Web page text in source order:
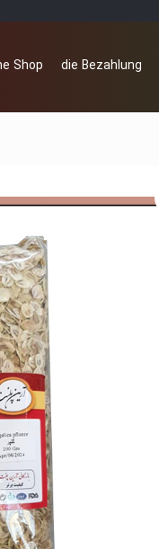
Shop die Bezahlung